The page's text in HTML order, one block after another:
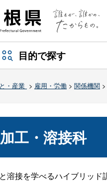
目的で探す
・産業 > 雇用・労働 > 関係機関 >
工・溶接科
溶接を学べるハイブリッド